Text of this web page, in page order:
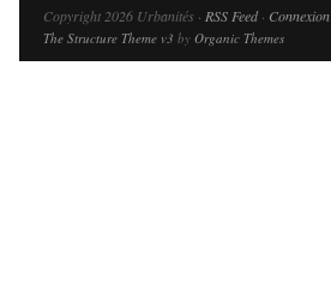
Copyright 2026 Urbanités · RSS Feed· Connexion
The Structure Theme v3 by Organic Themes